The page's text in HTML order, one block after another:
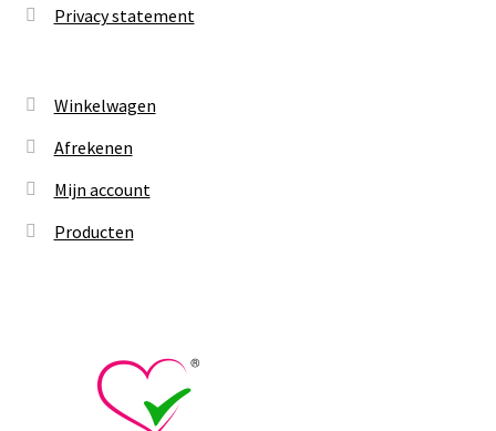
Privacy statement
Winkelwagen
Afrekenen
Mijn account
Producten